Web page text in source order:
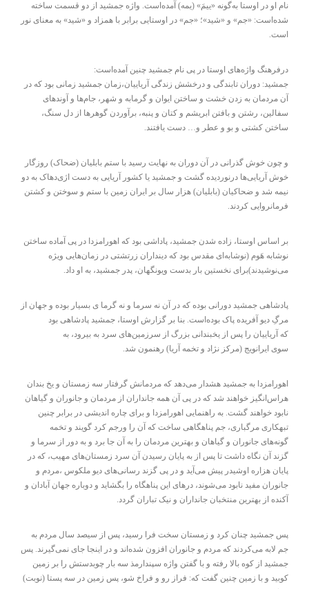
نام او در اوستا به‌گونه «ییمَ» (یمه) آمده‌است. واژه جمشید از دو قسمت ساخته
شده‌است: «جم» و «شید»؛ «جم» در اوستایی برابر با همزاد و «شید» به معنای نور
است.
درفرهنگ واژه‌های اوستا در پی نام جمشید چنین آمده‌است:
جمشید: دوران تابندگی و درخشش زندگی آریاییان،زمان جمشید زمانی بود که در
آن مردمان به زدن خشت و ساختن ایوان و گرمابه و شهر، جام‌ها و آوندهای
سفالین، رشتن و بافتن ابریشم و کتان و پنبه، برآوردن گوهرها از دل سنگ،
ساختن کشتی و بو و عطر و… دست یافتند.
و چون خوش گذرانی در آن دوران به نهایت رسید با ستم بابلیان (ضحاک) روزگار
خوش آریایی‌ها درنوردیده گشت و جمشید یا کشور آریایی به دست اژی‌دهاک به دو
نیمه شد و ضحاکیان (بابلیان) هزار سال بر ایران زمین با ستم و سوختن و کشتن
فرمانروایی کردند.
بر اساس اوستا، زاده شدن جمشید، پاداشی بود که اهورامزدا در پی آماده ساختن
نوشابه هَوم (نوشابه‌ای مقدس بود که دینداران زرتشتی در زمان‌هایی ویژه
می‌نوشیدند)برای نخستین بار بدست ویونگهان، پدر جمشید، به او داد.
پادشاهی جمشید دورانی بوده که در آن نه سرما و نه گرما ی بسیار بوده و جهان از
مرگِ دیو آفریده پاک بوده‌است. بنا بر گزارش اوستا، جمشید پادشاهی بود
که آریاییان را پس از یخبندانی بزرگ از سرزمین‌های سرد به بیرود، به
سوی ایرانویج (مرکز نژاد و تخمه آریا) رهنمون شد.
اهورامزدا به جمشید هشدار می‌دهد که مردمانش گرفتار سه زمستان و یخ بندان
هراس‌انگیز خواهند شد که در پی آن همه جانداران از مردمان و جانوران و گیاهان
نابود خواهند گشت. به راهنمایی اهورامزدا و برای چاره اندیشی در برابر چنین
تبهکاری مرگباری، جم پناهگاهی ساخت که آن را ورجم کرد گویند و تخمه
گونه‌های جانوران و گیاهان و بهترین مردمان را به آن جا برد و به دور از سرما و
گزند آن نگاه داشت تا پس از به پایان رسیدن آن سرد زمستان‌های مهیب، که در
پایان هزاره اوشیدر پیش می‌آید و در پی گزند رسانی‌های دیو ملکوس ،مردم و
جانوران مفید نابود می‌شوند، درهای این پناهگاه را بگشاید و دوباره جهان آبادان و
آکنده از بهترین منتخبان جانداران و نیک تباران گردد.
پس جمشید چنان کرد و زمستان سخت فرا رسید، پس از سیصد سال مردم به
جم لابه می‌کردند که مردم و جانوران افزون شده‌اند و در اینجا جای نمی‌گیرند. پس
جمشید از کوه بالا رفته و با گفتن واژه سپندارمذ سه بار چوبدستش را بر زمین
کوبید و با زمین چنین گفت که: فراز رو و فراخ شو، پس زمین در سه پستا (نوبت)